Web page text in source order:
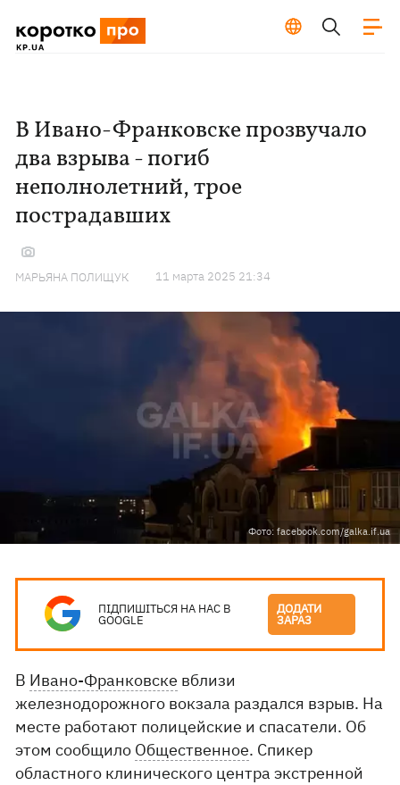
В Ивано-Франковске прозвучало
два взрыва - погиб
неполнолетний, трое
пострадавших
МАРЬЯНА ПОЛИЩУК 11 марта 2025 21:34
Фото: facebook.com/galka.if.ua
ПІДПИШІТЬСЯ НА НАС В
GOOGLE
ДОДАТИ
ЗАРАЗ
В Ивано-Франковске вблизи
железнодорожного вокзала раздался взрыв. На
месте работают полицейские и спасатели. Об
этом сообщило Общественное. Спикер
областного клинического центра экстренной